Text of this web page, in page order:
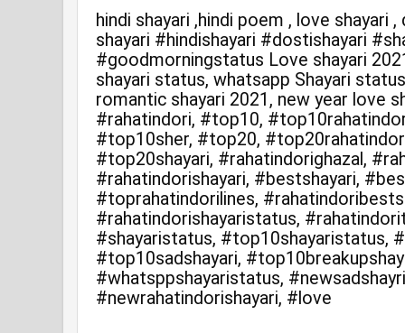
hindi shayari ,hindi poem , love shayari
shayari #hindishayari #dostishayari
#goodmorningstatus Love shayari
shayari status, whatsapp Shayari
romantic shayari 2021, new year love
#rahatindori, #top10,
#top10sher, #top20,
#top20shayari, #rahatindorighazal,
#rahatindorishayari, #bestshayari,
#toprahatindorilines,
#rahatindorishayaristatus,
#shayaristatus, #top10shayaristatus,
#top10sadshayari,
#whatsppshayaristatus,
#newrahatindorishayari, #love